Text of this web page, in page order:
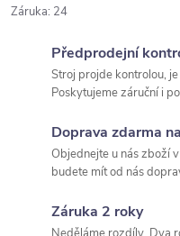
Záruka: 24
Předprodejní
Stroj projde kontrolou,
Poskytujeme záruční i
Doprava zdarma
Objednejte u nás zboží
budete mít od nás
Záruka 2 roky